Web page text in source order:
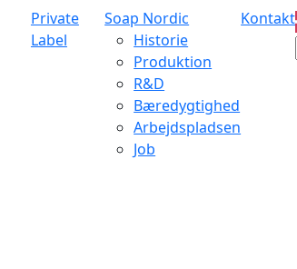
Private
Label
Soap Nordic
Historie
Produktion
R&D
Bæredygtighed
Arbejdspladsen
Job
Kontakt